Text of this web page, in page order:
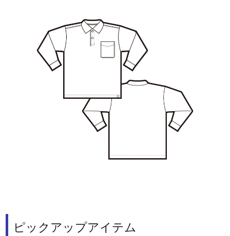
ピックアップアイテム